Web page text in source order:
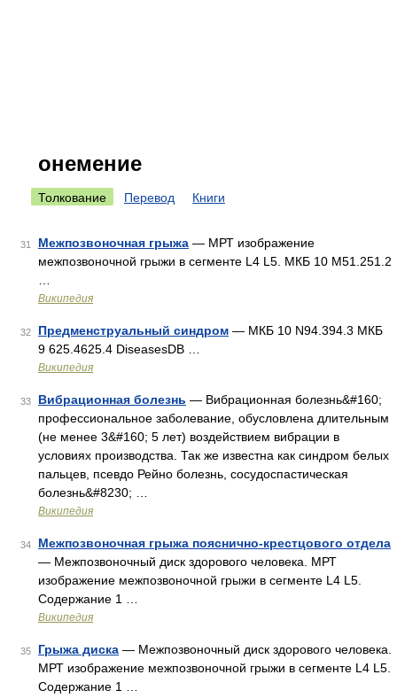
онемение
Толкование Перевод Книги
31 Межпозвоночная грыжа — МРТ изображение
межпозвоночной грыжи в сегменте L4 L5. МКБ 10 M51.251.2
Википедия
32 Предменструальный синдром — МКБ 10 N94.394.3 МКБ
9 625.4625.4 DiseasesDB …
Википедия
33 Вибрационная болезнь — Вибрационная болезнь&#160;
профессиональное заболевание, обусловлена длительным
(не менее 3&#160; 5 лет) воздействием вибрации в
условиях производства. Так же известна как синдром белых
пальцев, псевдо Рейно болезнь, сосудоспастическая
болезнь&#8230; …
Википедия
34
Межпозвоночная грыжа пояснично-крестцового отдела
— Межпозвоночный диск здорового человека. МРТ
изображение межпозвоночной грыжи в сегменте L4 L5.
Содержание 1 …
Википедия
35 Грыжа диска — Межпозвоночный диск здорового человека.
МРТ изображение межпозвоночной грыжи в сегменте L4 L5.
Содержание 1 …